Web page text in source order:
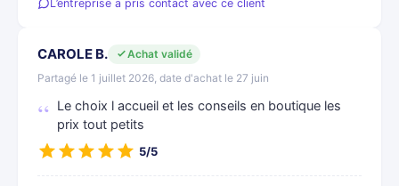
L’entreprise a pris contact avec ce client
CAROLE B.
Achat validé
Partagé le 1 juillet 2026, date d'achat le 27 juin
Le choix l accueil et les conseils en boutique les
prix tout petits
5/5